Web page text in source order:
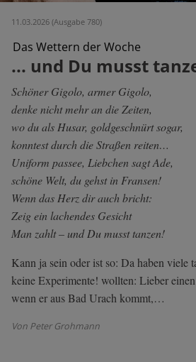
11.03.2026 (Ausgabe 780)
Das Wettern der Woche
... und Du musst
Schöner Gigolo, armer Gigolo,
denke nicht mehr an die Zeiten,
wo du als Husar, goldgeschnürt sogar,
konntest durch die Straßen reiten…
Uniform passee, Liebchen sagt Ade,
schöne Welt, du gehst in Fransen!
Wenn das Herz dir auch bricht:
Zeig ein lachendes Gesicht
Man zahlt – und Du musst tanzen!
Kann ja sein oder ist so: Da haben viele
keine Experimente! wollten: Lieber
wenn er aus Bad Urach kommt,…
Von Peter Grohmann